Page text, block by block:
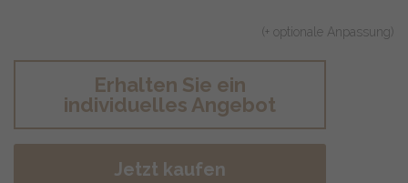
(+ optionale Anpassung)
Erhalten Sie ein
individuelles Angebot
Jetzt kaufen